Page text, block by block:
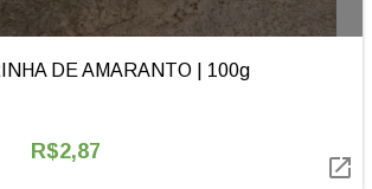
DE AMARANTO | 100g
R$2,87
